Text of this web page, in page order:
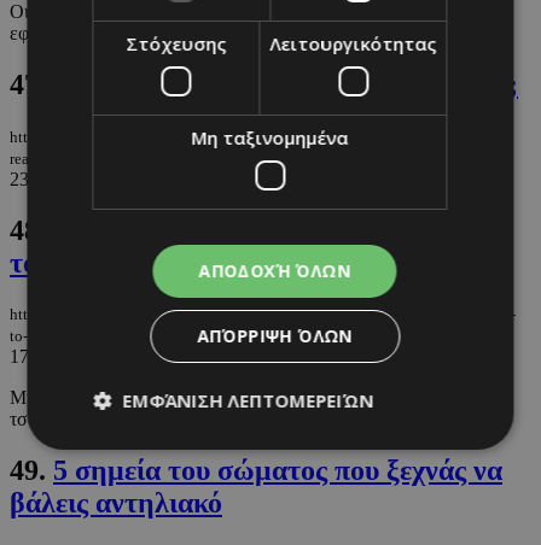
Οι καλύτερες αντηλιακές κρέμες που αφήνουν το μακιγιάζ να
εφαρμόσει τέλεια πάνω στο δέρμα.
47. Αν το εισιτήριο γράφει Read Library;
https://m.must.com.cy/gr/blogs/androniki-lasithiotaki/an-to-eisitirio-grafei-
read-library
23/06/2025 ΑΝΔΡΟΝΙΚΗ ΛΑΣΗΘΙΩΤΑΚΗ
48.
το καλοκαίρι
https://m.must.com.cy/gr/beauty/health/ti-prepei-na-periexei-i-baby-bag-soy-
to-kalokairi
17/06/2025
HEALTH
Μια αναλυτική λίστα με όλα όσα πρέπει να συμπεριλάβεις στην
τσάντα του μωρού σου.
49. 5 σημεία του σώματος που ξεχνάς να
βάλεις αντηλιακό
Στόχευσης Λειτουργικότητας
Μη ταξινομημένα
ΑΠΟΔΟΧΉ ΌΛΩΝ
ΑΠΌΡΡΙΨΗ ΌΛΩΝ
ΕΜΦΆΝΙΣΗ ΛΕΠΤΟΜΕΡΕΙΏΝ
Απολύτως απαραίτητα